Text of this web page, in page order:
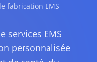
fabrication EMS
services EMS
personnalisée